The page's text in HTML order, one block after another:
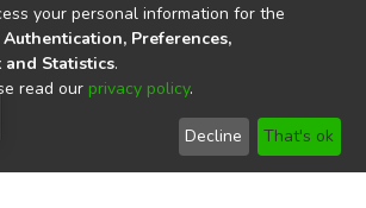
Politécnica Estatal del Carchi
Estatal del Carchi | Acreditada por el
N°. 160-SE-33-CACES-2020
your personal information for the
Authentication, Preferences,
Statistics.
read our privacy policy.
Decline That's ok